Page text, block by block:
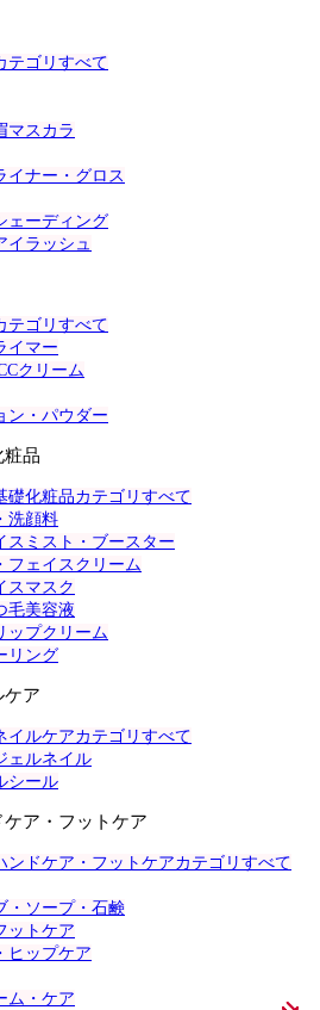
テゴリすべて
マスカラ
イナー・グロス
ェーディング
イラッシュ
テゴリすべて
イマー
クリーム
ン・パウダー
粧品
礎化粧品カテゴリすべて
洗顔料
スミスト・ブースター
フェイスクリーム
スマスク
毛美容液
ップクリーム
リング
ケア
イルケアカテゴリすべて
ェルネイル
シール
ア・フットケア
ンドケア・フットケアカテゴリすべて
・ソープ・石鹸
ットケア
ヒップケア
ム・ケア